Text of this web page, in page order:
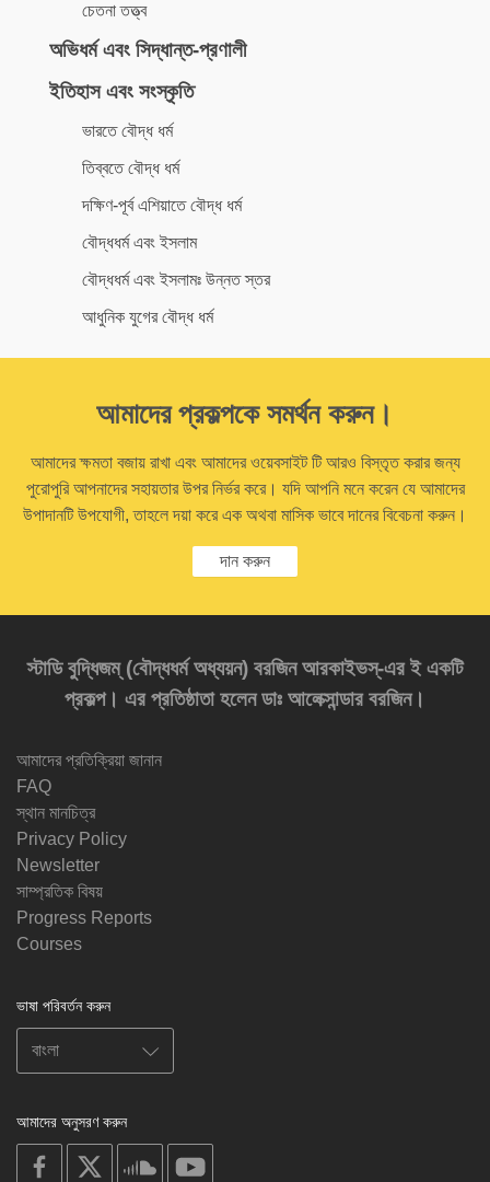
চেতনা তত্ত্ব
অভিধর্ম এবং সিদ্ধান্ত-প্রণালী
ইতিহাস এবং সংস্কৃতি
ভারতে বৌদ্ধ ধর্ম
তিব্বতে বৌদ্ধ ধর্ম
দক্ষিণ-পূর্ব এশিয়াতে বৌদ্ধ ধর্ম
বৌদ্ধধর্ম এবং ইসলাম
বৌদ্ধধর্ম এবং ইসলামঃ উন্নত স্তর
আধুনিক যুগের বৌদ্ধ ধর্ম
আমাদের প্রকল্পকে সমর্থন করুন।
আমাদের ক্ষমতা বজায় রাখা এবং আমাদের ওয়েবসাইট টি আরও বিস্তৃত করার জন্য
পুরোপুরি আপনাদের সহায়তার উপর নির্ভর করে। যদি আপনি মনে করেন যে আমাদের
উপাদানটি উপযোগী, তাহলে দয়া করে এক অথবা মাসিক ভাবে দানের বিবেচনা করুন।
দান করুন
স্টাডি বুদ্ধিজম্‌ (বৌদ্ধধর্ম অধ্যয়ন) বরজিন আরকাইভস্‌-এর ই একটি
প্রকল্প। এর প্রতিষ্ঠাতা হলেন ডাঃ আলেক্সান্ডার বরজিন।
আমাদের প্রতিক্রিয়া জানান
FAQ
স্থান মানচিত্র
Privacy Policy
Newsletter
সাম্প্রতিক বিষয়
Progress Reports
Courses
ভাষা পরিবর্তন করুন
আমাদের অনুসরণ করুন
on
facebook
soundcloud